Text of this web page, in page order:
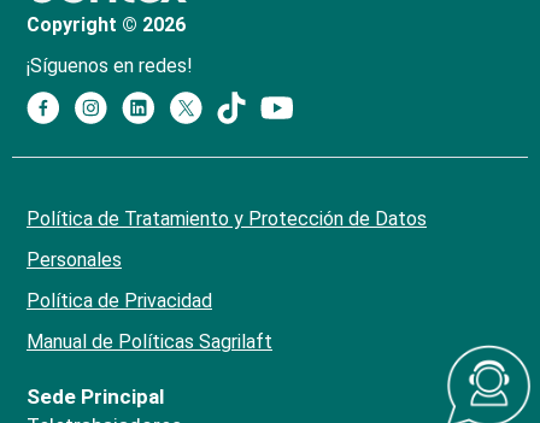
Copyright © 2026
¡Síguenos en redes!
Política de Tratamiento y Protección de Datos
Personales
Política de Privacidad
Manual de Políticas Sagrilaft
Sede Principal